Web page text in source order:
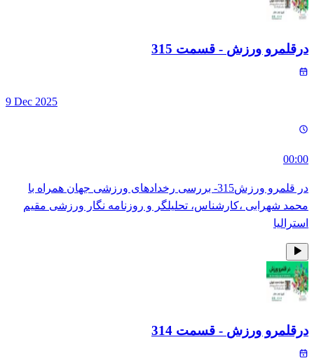
درقلمرو ورزش - قسمت 315
9 Dec 2025
00:00
در قلمرو ورزش315- بررسی رخدادهای ورزشی جهان همراه با
محمد شهرابی ،کارشناس، تحلیلگر و روزنامه نگار ورزشی مقیم
استرالیا
درقلمرو ورزش - قسمت 314